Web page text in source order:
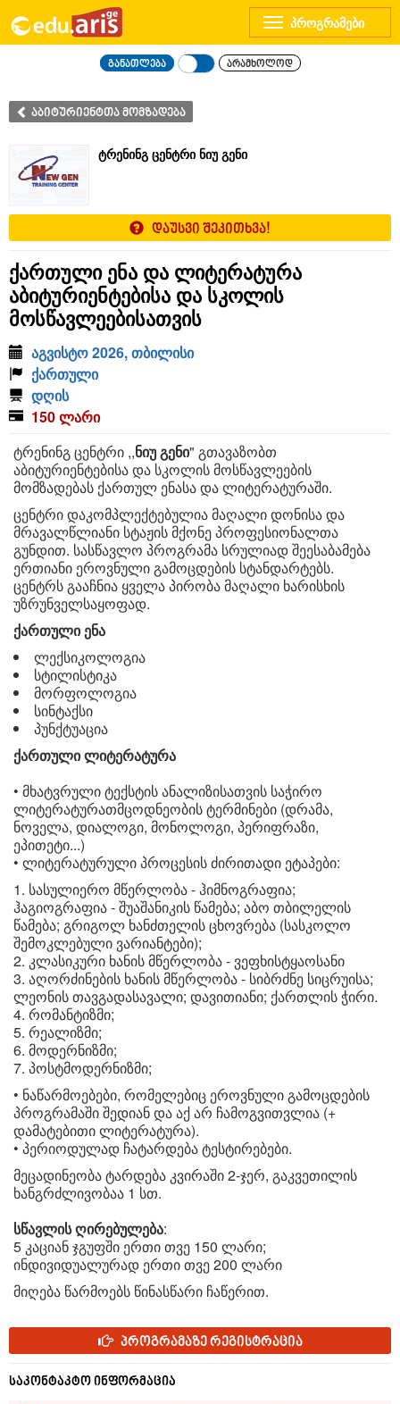
Toggle
navigation
განათლება არამხოლოდ
აბიტურიენტთა მომზადება
ტრენინგ ცენტრი ნიუ გენი
დაუსვი შეკითხვა!
ქართული ენა და ლიტერატურა
აბიტურიენტებისა და სკოლის
მოსწავლეებისათვის
აგვისტო 2026, თბილისი
ქართული
დღის
150 ლარი
ტრენინგ ცენტრი ,,ნიუ გენი" გთავაზობთ
აბიტურიენტებისა და სკოლის მოსწავლეების
მომზადებას ქართულ ენასა და ლიტერატურაში.
ცენტრი დაკომპლექტებულია მაღალი დონისა და
მრავალწლიანი სტაჟის მქონე პროფესიონალთა
გუნდით. სასწავლო პროგრამა სრულიად შეესაბამება
ერთიანი ეროვნული გამოცდების სტანდარტებს.
ცენტრს გააჩნია ყველა პირობა მაღალი ხარისხის
უზრუნველსაყოფად.
ქართული ენა
ლექსიკოლოგია
სტილისტიკა
მორფოლოგია
სინტაქსი
პუნქტუაცია
ქართული ლიტერატურა
• მხატვრული ტექსტის ანალიზისათვის საჭირო
ლიტერატურათმცოდნეობის ტერმინები (დრამა,
ნოველა, დიალოგი, მონოლოგი, პერიფრაზი,
ეპითეტი...)
• ლიტერატურული პროცესის ძირითადი ეტაპები:
სასულიერო მწერლობა - ჰიმნოგრაფია;
ჰაგიოგრაფია - შუაშანიკის წამება; აბო თბილელის
წამება; გრიგოლ ხანძთელის ცხოვრება (სასკოლო
შემოკლებული ვარიანტები);
კლასიკური ხანის მწერლობა - ვეფხისტყაოსანი
აღორძინების ხანის მწერლობა - სიბრძნე სიცრუისა;
ლეონის თავგადასავალი; დავითიანი; ქართლის ჭირი.
რომანტიზმი;
რეალიზმი;
მოდერნიზმი;
პოსტმოდერნიზმი;
• ნაწარმოებები, რომელებიც ეროვნული გამოცდების
პროგრამაში შედიან და აქ არ ჩამოგვითვლია (+
დამატებითი ლიტერატურა).
• პერიოდულად ჩატარდება ტესტირებები.
მეცადინეობა ტარდება კვირაში 2-ჯერ, გაკვეთილის
ხანგრძლივობაა 1 სთ.
სწავლის ღირებულება:
5 კაციან ჯგუფში ერთი თვე 150 ლარი;
ინდივიდუალურად ერთი თვე 200 ლარი
მიღება წარმოებს წინასწარი ჩაწერით.
პროგრამაზე რეგისტრაცია
საკონტაკტო ინფორმაცია